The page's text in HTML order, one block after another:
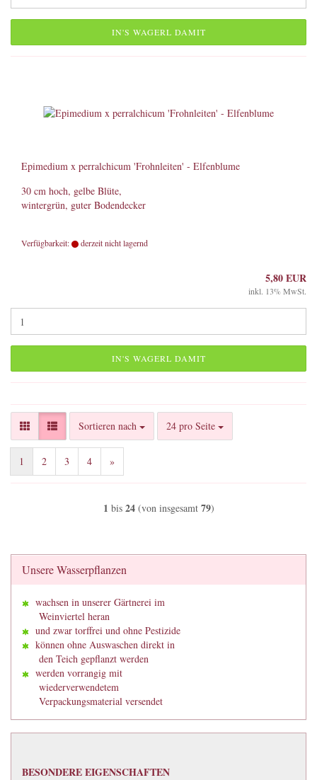
IN'S WAGERL DAMIT
Epimedium x perralchicum 'Frohnleiten' - Elfenblume
30 cm hoch, gelbe Blüte,
wintergrün, guter Bodendecker
Verfügbarkeit: derzeit nicht lagernd
5,80 EUR
inkl. 13% MwSt.
IN'S WAGERL DAMIT
Sortieren nach
Sortieren nach 24 pro Seite
pro Seite
1 2 3 4 »
1 bis 24(von insgesamt 79)
Unsere Wasserpflanzen
wachsen in unserer Gärtnerei im
Weinviertel heran
und zwar torffrei und ohne Pestizide
können ohne Auswaschen direkt in
den Teich gepflanzt werden
werden vorrangig mit
wiederverwendetem
Verpackungsmaterial versendet
BESONDERE
BESONDERE EIGENSCHAFTEN